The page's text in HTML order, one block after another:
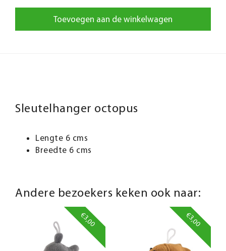
Toevoegen aan de winkelwagen
Sleutelhanger octopus
Lengte 6 cms
Breedte 6 cms
Andere bezoekers keken ook naar:
€3,00 €3,00